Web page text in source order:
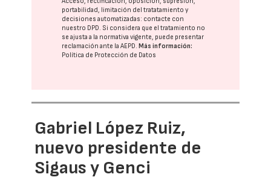
portabilidad, limitación del tratatamiento y
decisiones automatizadas: contacte con
nuestro DPD. Si considera que el tratamiento no
se ajusta a la normativa vigente, puede presentar
reclamación ante laAEPD. Más información:
Política de Protección de Datos
Gabriel López Ruiz,
nuevo presidente de
Sigaus y Genci